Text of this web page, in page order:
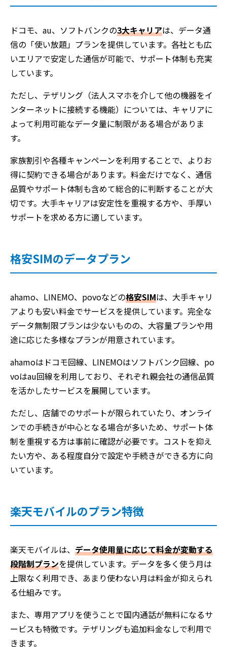
ドコモ、au、ソフトバンクの3大キャリアは、データ通
信の「使い放題」プランを提供しています。各社とも広
いエリアで安定した通信が可能で、サポート体制も充実
しています。
ただし、テザリング（法人スマホを介して他の機器をイ
ンターネットに接続する機能）については、キャリアに
よって利用可能なデータ量に制限がある場合がありま
す。
家族割引や各種キャンペーンを利用することで、よりお
得に契約できる場合があります。料金だけでなく、通信
品質やサポート体制も含めて総合的に判断することが大
切です。大手キャリアは安定性を重視する方や、手厚い
サポートを求める方に適しています。
格安SIMのデータプラン
ahamo、LINEMO、povoなどの格安SIMは、大手キャリ
アよりも安い料金でサービスを提供しています。完全な
データ無制限プランは少ないものの、大容量プランや用
途に応じた多様なプランが用意されています。
ahamoはドコモ回線、LINEMOはソフトバンク回線、po
voはau回線を利用しており、それぞれ親会社の通信品質
を活かしたサービスを展開しています。
ただし、店舗でのサポートが限られていたり、オンライ
ンでの手続きが中心となる場合が多いため、サポート体
制を重視する方は事前に確認が必要です。コストを抑え
たい方や、ある程度自分で設定や手続きができる方に向
いています。
楽天モバイルのプラン特徴
楽天モバイルは、 データ使用量に応じて料金が変動する
段階制プランを提供しています。データを多く使う月は
上限なく利用でき、あまり使わない月は料金が抑えられ
る仕組みです。
また、専用アプリを使うことで国内通話が無料になるサ
ービスも特徴です。テザリングも追加料金なしで利用で
きます。